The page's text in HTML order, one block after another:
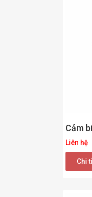
Cảm
Liên hệ
Chi